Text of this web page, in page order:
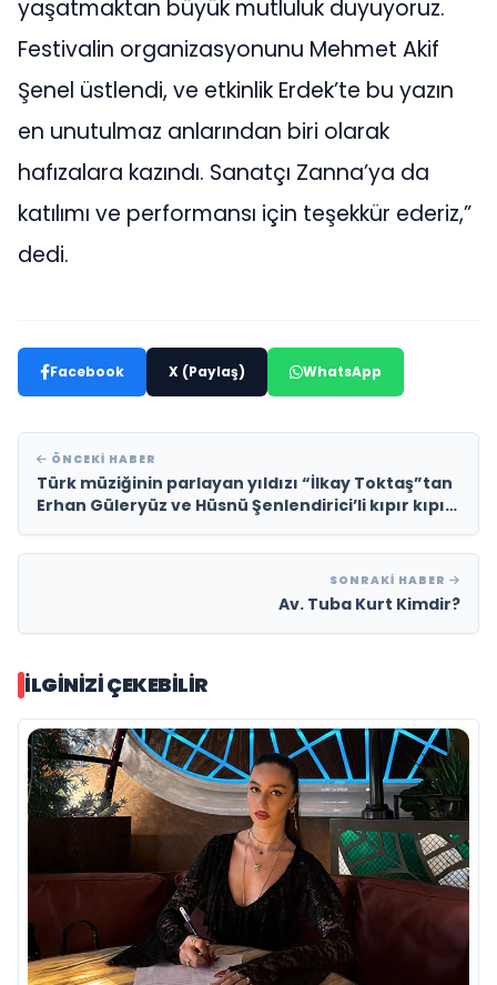
yaşatmaktan büyük mutluluk duyuyoruz.
Festivalin organizasyonunu Mehmet Akif
Şenel üstlendi, ve etkinlik Erdek’te bu yazın
en unutulmaz anlarından biri olarak
hafızalara kazındı. Sanatçı Zanna’ya da
katılımı ve performansı için teşekkür ederiz,”
dedi.
Facebook X (Paylaş) WhatsApp
ÖNCEKI HABER
Türk müziğinin parlayan yıldızı “İlkay Toktaş”tan
Erhan Güleryüz ve Hüsnü Şenlendirici’li kıpır kıpır
SONRAKI HABER
Av. Tuba Kurt Kimdir?
İLGINIZI ÇEKEBILIR